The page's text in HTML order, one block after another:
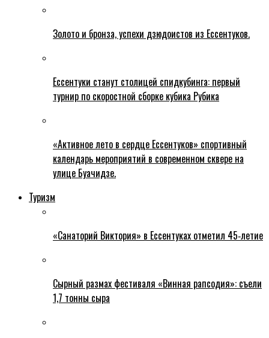
Золото и бронза, успехи дзюдоистов из Ессентуков.
Ессентуки станут столицей спидкубинга: первый
турнир по скоростной сборке кубика Рубика
«Активное лето в сердце Ессентуков» спортивный
календарь мероприятий в современном сквере на
улице Буачидзе.
Туризм
«Санаторий Виктория» в Ессентуках отметил 45‑летие
Сырный размах фестиваля «Винная рапсодия»: съели
1,7 тонны сыра